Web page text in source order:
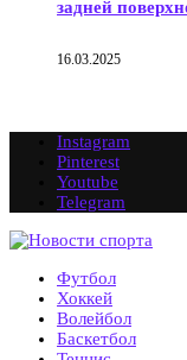
задней
16.03.2025
Instagram
Pinterest
Youtube
Telegram
Футбол
Хоккей
Волейбол
Баскетбол